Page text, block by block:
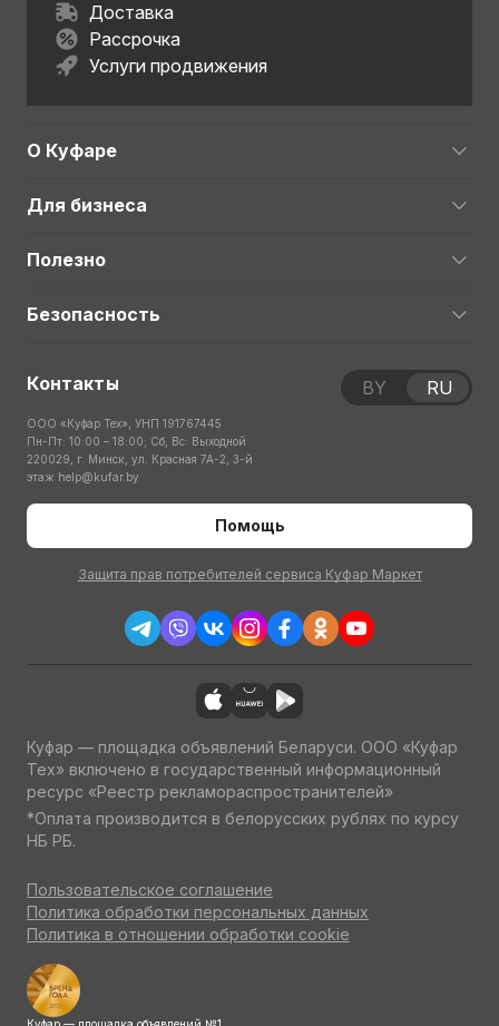
Доставка
Рассрочка
Услуги продвижения
О Куфаре
Для бизнеса
Полезно
Безопасность
Контакты
ООО «Куфар Тех», УНП 191767445
Пн-Пт: 10:00 – 18:00; Сб, Вс: Выходной
220029, г. Минск, ул. Красная 7А-2, 3-й
этаж help@kufar.by
Помощь
Защита прав потребителей сервиса Куфар Маркет
BY RU
Куфар — площадка объявлений Беларуси. ООО «Куфар
Тех» включено в государственный информационный
ресурс «Реестр рекламораспространителей»
*Оплата производится в белорусских рублях по курсу
НБ РБ.
Пользовательское соглашение
Политика обработки персональных данных
Политика в отношении обработки cookie